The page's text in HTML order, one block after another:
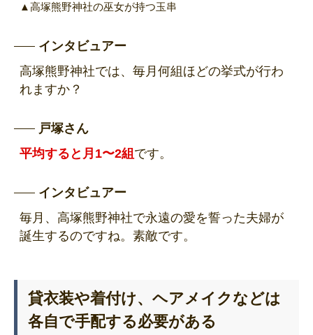
▲高塚熊野神社の巫女が持つ玉串
インタビュアー
高塚熊野神社では、毎月何組ほどの挙式が行わ
れますか？
戸塚さん
平均すると月1〜2組 です。
インタビュアー
毎月、高塚熊野神社で永遠の愛を誓った夫婦が
誕生するのですね。素敵です。
貸衣装や着付け、ヘアメイクなどは
各自で手配する必要がある